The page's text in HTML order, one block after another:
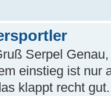
Serpel Genau,
einstieg ist nur
klappt recht